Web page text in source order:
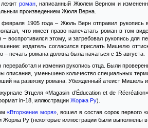
роман, написанный Жюлем Верном и
произведением Жюля Верна.
1905 года – Жюль Верн отправил рукопись
что имеет право напечатать роман в том
– воспротивился этому, и затребовал рукопись
издатель согласился прислать Мишелю
– печать романа должна была начаться с 15 августа.
и изменил рукопись отца. Были
описания, уменьшено количество специальных
на развязку романа. Убежденный атеист Мишель
Этцеля «Magasin d’Éducation et de
in-18, иллюстрации Жоржа Ру).
«Вторжение моря» , вошел в состав сорок первого
Жоржа Ру (некоторые иллюстрации были выполнены в